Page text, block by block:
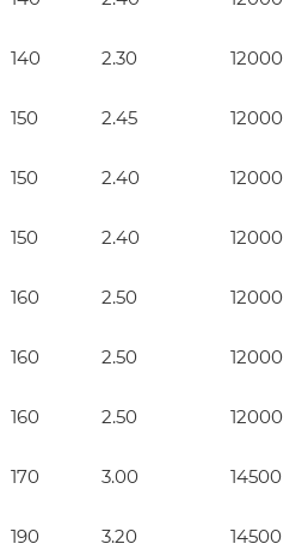
140 2.30 12000
150 2.45 12000
150 2.40 12000
150 2.40 12000
160 2.50 12000
160 2.50 12000
160 2.50 12000
170 3.00 14500
190 3.20 14500